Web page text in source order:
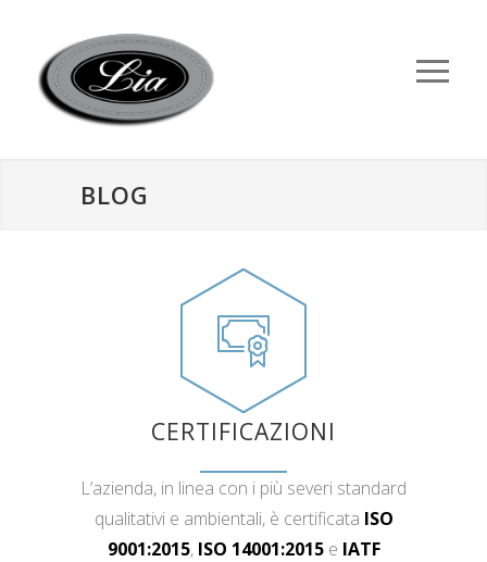
BLOG
CERTIFICAZIONI
L’azienda, in linea con i più severi standard
qualitativi e ambientali, è certificata ISO
9001:2015, ISO 14001:2015e IATF